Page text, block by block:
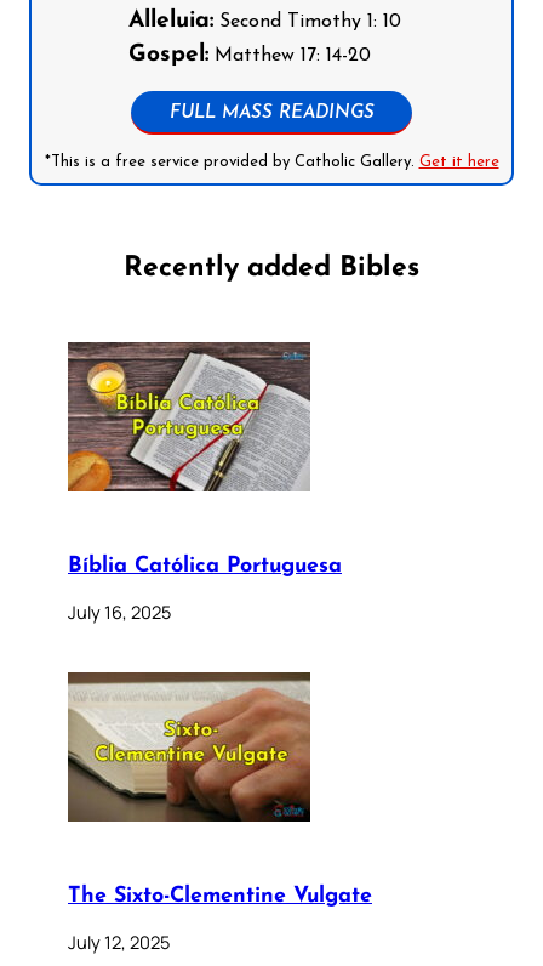
Alleluia:Second Timothy 1: 10
Gospel:Matthew 17: 14-20
FULL MASS READINGS
*This is a free service provided by Catholic Gallery. Get it here
Recently added Bibles
Bíblia Católica Portuguesa
July 16, 2025
The Sixto-Clementine Vulgate
July 12, 2025